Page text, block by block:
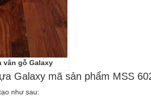
vân gỗ Galaxy
Galaxy mã sản phẩm MSS
như sau: